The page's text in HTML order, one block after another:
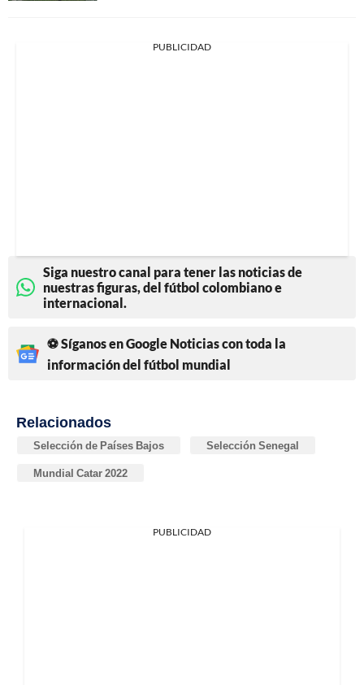
PUBLICIDAD
Siga nuestro canal para tener las noticias de
nuestras figuras, del fútbol colombiano e
internacional.
⚽ Síganos en Google Noticias con toda la
información del fútbol mundial
Relacionados
Selección de Países Bajos Selección Senegal
Mundial Catar 2022
PUBLICIDAD